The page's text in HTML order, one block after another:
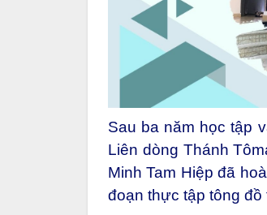
Sau ba năm học tập
Liên dòng Thánh
Minh Tam Hiệp đã
đoạn thực tập tông